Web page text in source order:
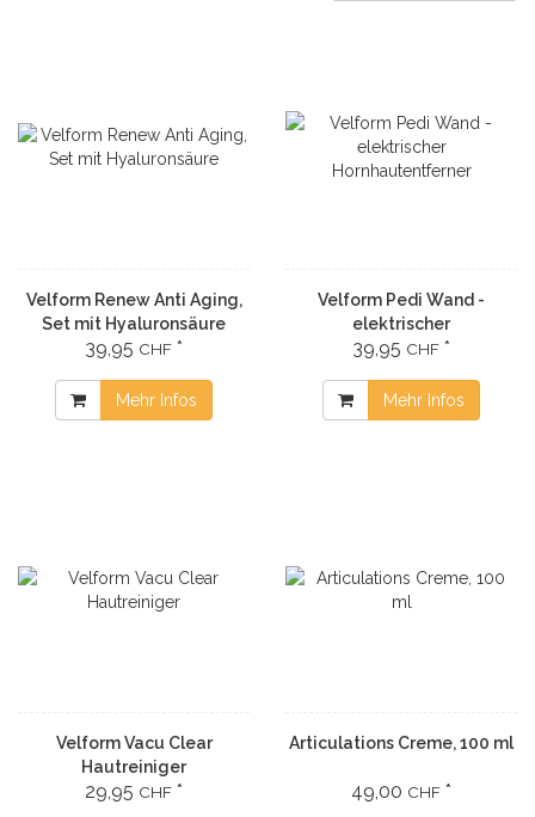
Velform Renew Anti Aging,
Set mit Hyaluronsäure
39,95 CHF *
Mehr Infos
Velform Pedi Wand -
elektrischer
Hornhautentferner
39,95 CHF *
Mehr Infos
Velform Vacu Clear
Hautreiniger
29,95 CHF *
Articulations Creme, 100 ml
49,00 CHF *